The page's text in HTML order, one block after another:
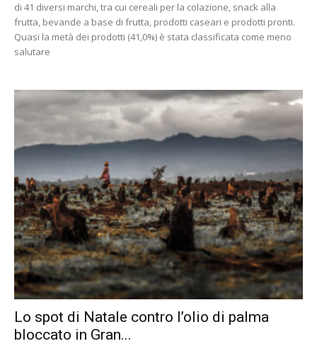
di 41 diversi marchi, tra cui cereali per la colazione, snack alla
frutta, bevande a base di frutta, prodotti caseari e prodotti pronti.
Quasi la metà dei prodotti (41,0%) è stata classificata come meno
salutare
Lo spot di Natale contro l’olio di palma
bloccato in Gran...